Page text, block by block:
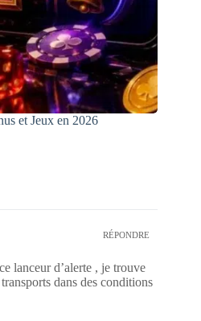
et Jeux en 2026
RÉPONDRE
lanceur d’alerte , je trouve
dans des conditions